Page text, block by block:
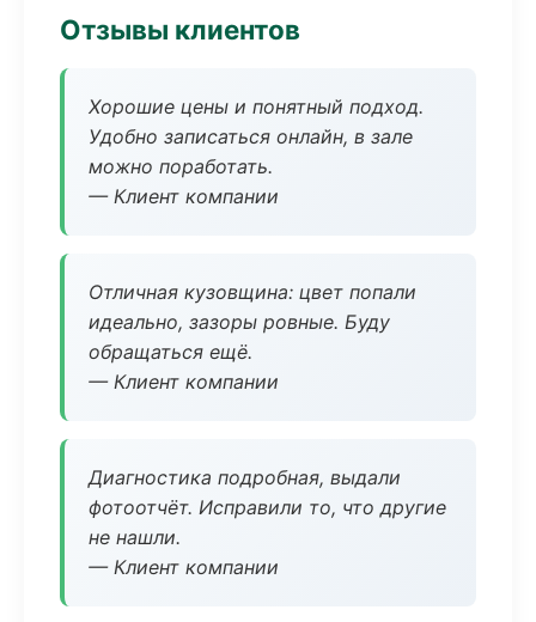
Отзывы клиентов
Хорошие цены и понятный подход.
Удобно записаться онлайн, в зале
можно поработать.
— Клиент компании
Отличная кузовщина: цвет попали
идеально, зазоры ровные. Буду
обращаться ещё.
— Клиент компании
Диагностика подробная, выдали
фотоотчёт. Исправили то, что другие
не нашли.
— Клиент компании